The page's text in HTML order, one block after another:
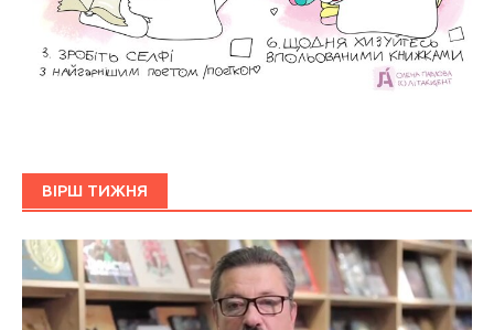
ВІРШ ТИЖНЯ